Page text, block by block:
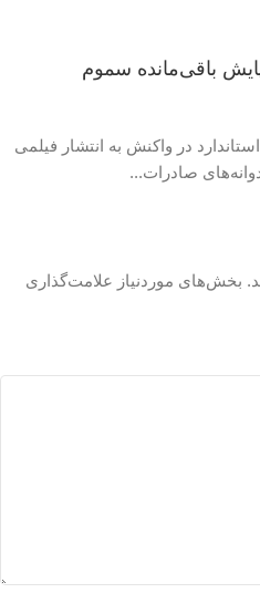
باقی‌مانده سموم
در واکنش به انتشار فیلمی
صادرات...
بخش‌های موردنیاز علامت‌گذاری